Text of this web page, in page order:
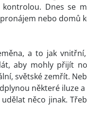
Dnes se
nebo domů
a to jak
aby mohly přijít
světské zemřít.
některé iluze
něco jinak.